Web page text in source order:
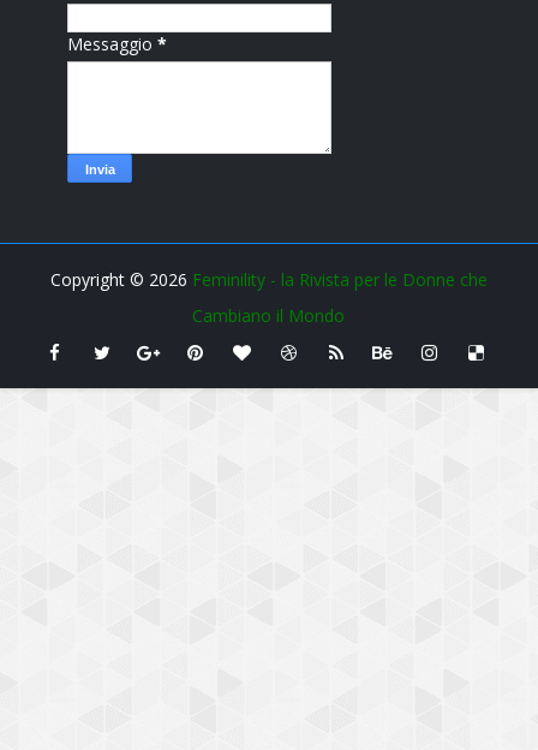
Messaggio*
Copyright © 2026 Feminility - la Rivista per le Donne che
Cambiano il Mondo